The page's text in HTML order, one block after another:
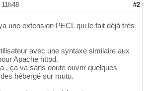
11h48 #2
une extension PECL qui le fait déjà très
avec une syntaxe similaire aux
Apache httpd.
, ça va sans doute ouvrir quelques
hébergé sur mutu.